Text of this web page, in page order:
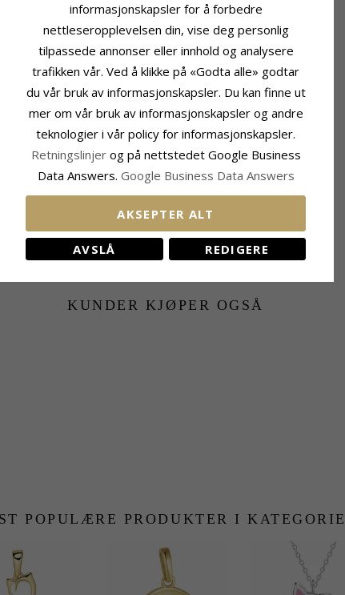
Stein: Emalje
10 Hverdager
KUNDER KJØPER OGSÅ
POPULÆRE PRODUKTER I
informasjonskapsler for å forbedre
nettleseropplevelsen din, vise deg personlig
tilpassede annonser eller innhold og analysere
trafikken vår. Ved å klikke på «Godta alle» godtar
du vår bruk av informasjonskapsler. Du kan finne ut
mer om vår bruk av informasjonskapsler og andre
teknologier i vår policy for informasjonskapsler.
Retningslinjer og på nettstedet Google Business
Data Answers. Google Business Data Answers
AKSEPTER ALT
AVSLÅ REDIGERE